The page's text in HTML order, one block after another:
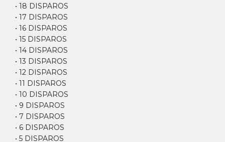
• 18 DISPAROS
• 17 DISPAROS
• 16 DISPAROS
• 15 DISPAROS
• 14 DISPAROS
• 13 DISPAROS
• 12 DISPAROS
• 11 DISPAROS
• 10 DISPAROS
• 9 DISPAROS
• 7 DISPAROS
• 6 DISPAROS
• 5 DISPAROS